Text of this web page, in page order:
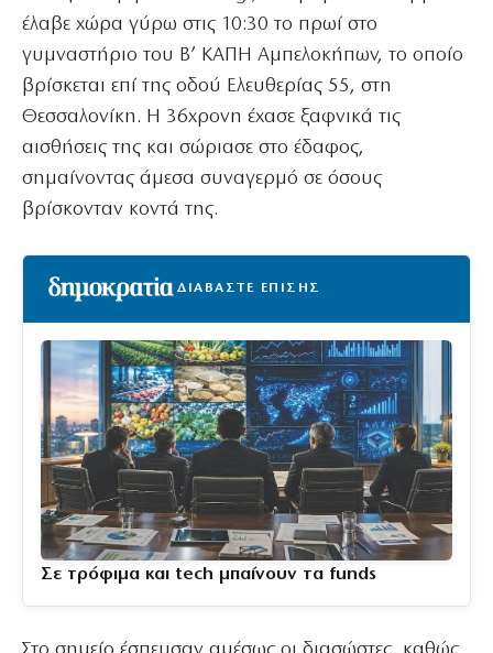
έλαβε χώρα γύρω στις 10:30 το πρωί στο
γυμναστήριο του Β’ ΚΑΠΗ Αμπελοκήπων, το οποίο
βρίσκεται επί της οδού Ελευθερίας 55, στη
Θεσσαλονίκη. Η 36χρονη έχασε ξαφνικά τις
αισθήσεις της και σώριασε στο έδαφος,
σημαίνοντας άμεσα συναγερμό σε όσους
βρίσκονταν κοντά της.
ΔΙΑΒΑΣΤΕ ΕΠΙΣΗΣ
Σε τρόφιμα και tech μπαίνουν τα funds